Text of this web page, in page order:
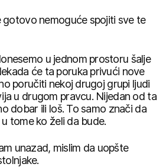
gotovo nemoguće spojiti sve te
u jednom prostoru šalje
će ta poruka privući nove
poručiti nekoj drugoj grupi ljudi
u drugom pravcu. Nijedan od ta
dobar ili loš. To samo znači da
tome ko želi da bude.
unazad, mislim da uopšte